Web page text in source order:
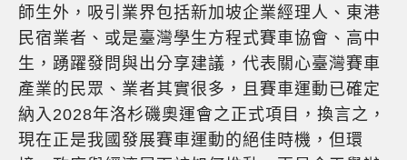
師生外，吸引業界包括新加坡企業經理人、東港
民宿業者、或是臺灣學生方程式賽車協會、高中
生，踴躍發問與出分享建議，代表關心臺灣賽車
產業的民眾、業者其實很多，且賽車運動已確定
納入2028年洛杉磯奧運會之正式項目，換言之，
現在正是我國發展賽車運動的絕佳時機，但環